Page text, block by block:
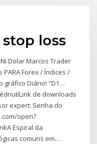
loss
Dolar Marcos Trader
PARA Forex / Índices /
gráfico Diário! "D1…
de downloads
expert: Senha do
open?
Espiral da
comuns em…